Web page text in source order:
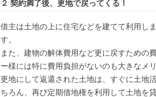
２ 契約満了後、更地で戻ってくる！
借主は土地の上に住宅などを建てて利用し
す。
また、建物の解体費用など更に戻すための
ー様には特に費用負担がないのも大きなメリ
更地にして返還された土地は、すぐに土地
ちろん、再び定期借地権を利用して土地を